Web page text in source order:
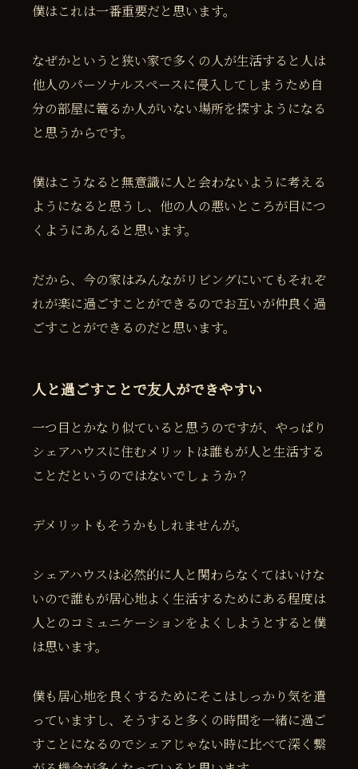
僕はこれは一番重要だと思います。
なぜかというと狭い家で多くの人が生活すると人は
他人のパーソナルスペースに侵入してしまうため自
分の部屋に篭るか人がいない場所を探すようになる
と思うからです。
僕はこうなると無意識に人と会わないように考える
ようになると思うし、他の人の悪いところが目につ
くようにあんると思います。
だから、今の家はみんながリビングにいてもそれぞ
れが楽に過ごすことができるのでお互いが仲良く過
ごすことができるのだと思います。
人と過ごすことで友人ができやすい
一つ目とかなり似ていると思うのですが、やっぱり
シェアハウスに住むメリットは誰もが人と生活する
ことだというのではないでしょうか？
デメリットもそうかもしれませんが。
シェアハウスは必然的に人と関わらなくてはいけな
いので誰もが居心地よく生活するためにある程度は
人とのコミュニケーションをよくしようとすると僕
は思います。
僕も居心地を良くするためにそこはしっかり気を遣
っていますし、そうすると多くの時間を一緒に過ご
すことになるのでシェアじゃない時に比べて深く繋